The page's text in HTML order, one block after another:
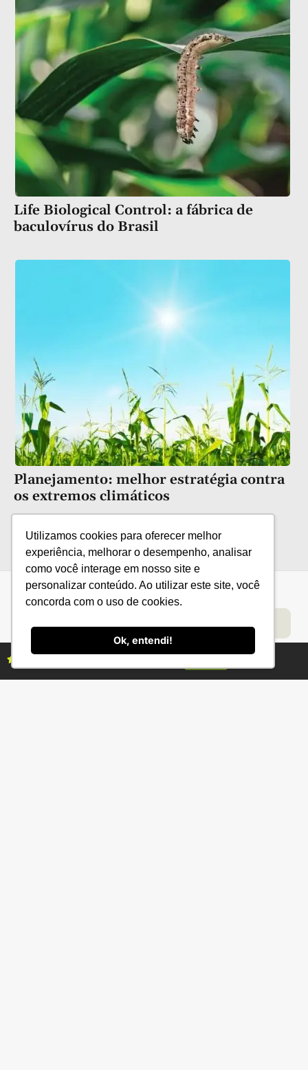
Utilizamos cookies para oferecer melhor
experiência, melhorar o desempenho, analisar
como você interage em nosso site e
personalizar conteúdo. Ao utilizar este site, você
concorda com o uso de cookies.
Ok, entendi!
Life Biological Control: a fábrica de
baculovírus do Brasil
Planejamento: melhor estratégia contra
os extremos climáticos
Links úteis
Conteúdo Grãos
Florestas Hortifrúti
Categorias Eventos
Economia
CONAB
Institucional
Fale conosco
Política de Privacidade